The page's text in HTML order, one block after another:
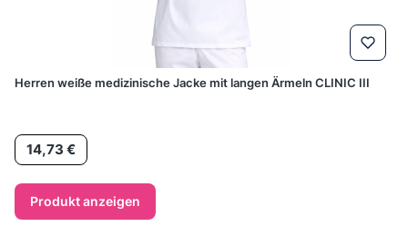
Herren weiße medizinische Jacke mit langen Ärmeln CLINIC III
Preis
14,73 €
Produkt anzeigen